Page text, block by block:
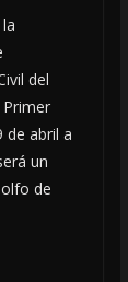
del
de abril a
un
de